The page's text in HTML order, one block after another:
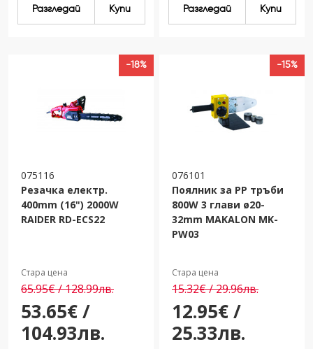
Разгледай Купи Разгледай Купи
-18%
075116
Резачка електр.
400mm (16") 2000W
RAIDER RD-ECS22
Стара цена
65.95€ / 128.99лв.
53.65€ /
104.93лв.
-15%
076101
Поялник за PP тръби
800W 3 глави ø20-
32mm MAKALON MK-
PW03
Стара цена
15.32€ / 29.96лв.
12.95€ /
25.33лв.